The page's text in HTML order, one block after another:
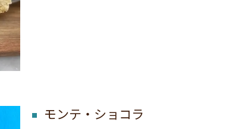
モンテ・ショコラ